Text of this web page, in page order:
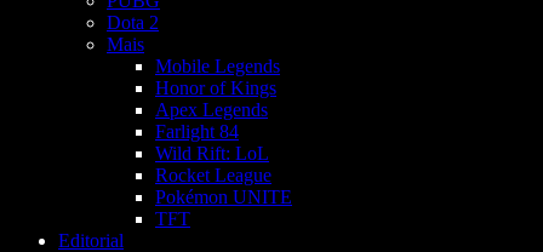
Dota 2
Mais
Mobile Legends
Honor of Kings
Apex Legends
Farlight 84
Wild Rift: LoL
Rocket League
Pokémon UNITE
TFT
Editorial